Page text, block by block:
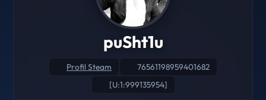
puSht1u
Profil Steam
76561198959401682
[U:1:999135954]